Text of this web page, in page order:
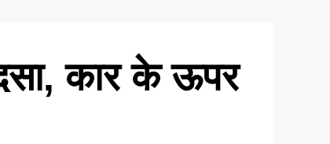
कार के ऊपर